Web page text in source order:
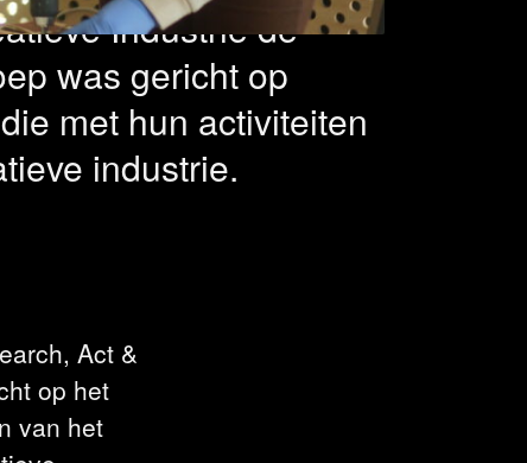
Industrie de
was gericht op
met hun activiteiten
industrie.
Act &
op het
van het